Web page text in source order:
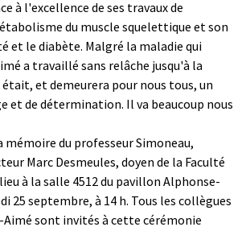
à l'excellence de ses travaux de
du muscle squelettique et son
et le diabète. Malgré la maladie qui
a travaillé sans relâche jusqu'à la
et demeurera pour nous tous, un
et de détermination. Il va beaucoup nous
mémoire du professeur Simoneau,
Marc Desmeules, doyen de la Faculté
à la salle 4512 du pavillon Alphonse-
25 septembre, à 14 h. Tous les collègues
Aimé sont invités à cette cérémonie